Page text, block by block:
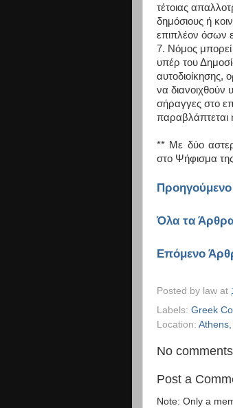
τέτοιας
δημόσιους ή
επιπλέον όσων
7. Νόμος μπορεί
υπέρ του
αυτοδιοίκησης,
να διανοιχθούν
σήραγγες στο
παραβλάπτεται
** Με δύο
στο Ψήφισμα
Όλα τα
Επόμενο
Posted by law at
Labels: Greek
Location:
No
Post a
Note: Only a